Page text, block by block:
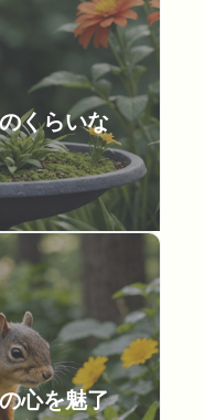
くらいな
心を魅了